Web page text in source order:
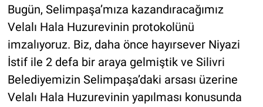
Bugün, Selimpaşa’mıza kazandıracağımız
Velalı Hala Huzurevinin protokolünü
imzalıyoruz. Biz, daha önce hayırsever Niyazi
İstif ile 2 defa bir araya gelmiştik ve Silivri
Belediyemizin Selimpaşa’daki arsası üzerine
Velalı Hala Huzurevinin yapılması konusunda